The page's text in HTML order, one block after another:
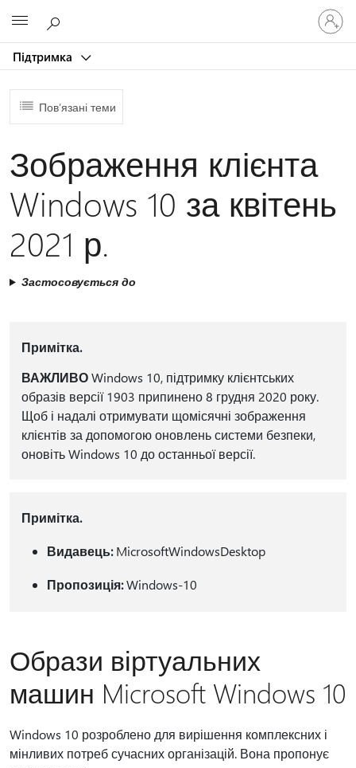
Підтримка
Увійдіть
свій
запис
Пов’язані теми
Зображення клієнта
Windows 10 за квітень
2021 р.
Застосовується до
Примітка.
ВАЖЛИВОWindows 10, підтримку клієнтських
образів версії 1903 припинено 8 грудня 2020 року.
Щоб і надалі отримувати щомісячні зображення
клієнтів за допомогою оновлень системи безпеки,
оновіть Windows 10 до останньої версії.
Примітка.
Видавець:MicrosoftWindowsDesktop
Пропозиція:Windows-10
Образи віртуальних
машин Microsoft Windows 10
Windows 10 розроблено для вирішення комплексних і
мінливих потреб сучасних організацій. Вона пропонує